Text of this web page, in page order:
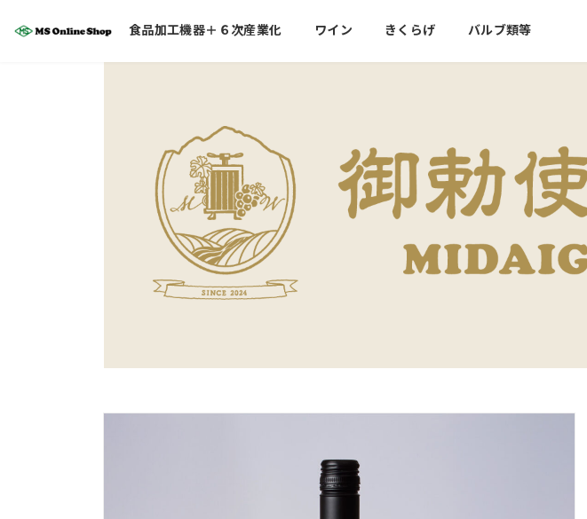
ン
ビ
食品加工機器＋６次産業化 ワイン きくらげ バルブ類等